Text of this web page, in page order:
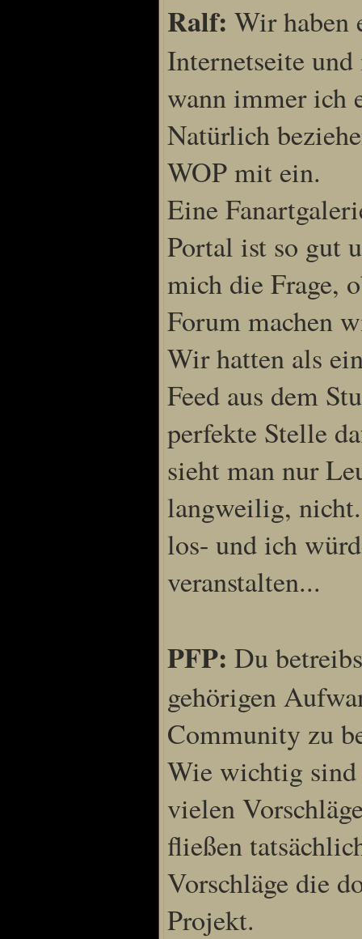
Ralf: Wir haben
Internetseite
wann immer ich
Natürlich
WOP mit ein.
Eine
Portal ist so gut
mich die Frage,
Forum machen
Wir hatten als
Feed aus dem
perfekte Stelle
sieht man nur
langweilig,
los- und ich
veranstalten...
PFP: Du
gehörigen
Community zu
Wie wichtig sind
vielen
fließen
Vorschläge die
Projekt.